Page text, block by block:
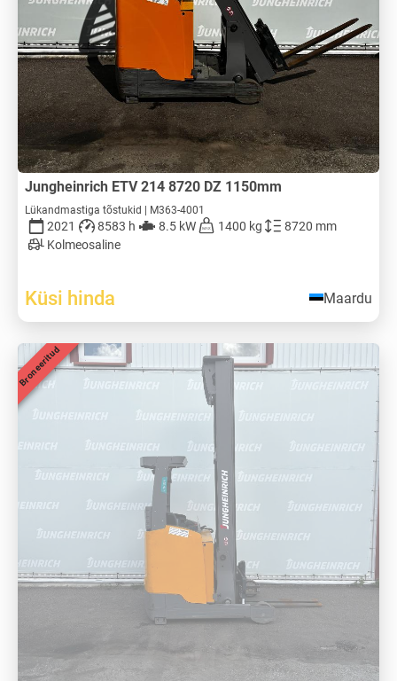
Jungheinrich ETV 214 8720 DZ 1150mm
Lükandmastiga tõstukid | M363-4001
2021 8583 h 8.5 kW 1400 kg
8720 mm
Kolmeosaline
Küsi hinda Maardu
Broneeritud